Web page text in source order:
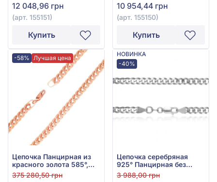
12 048,96 грн
(арт. 155151)
Купить
10 954,44 грн
(арт. 155150)
Купить
-58% Лучшая цена
Цепочка Панцирная из
красного золота 585°,
арт. 113755197
375 280,50 грн
НОВИНКА
-40%
Цепочка серебряная
925° Панцирная без
вставки, арт. 804Р 41
3 988,00 грн